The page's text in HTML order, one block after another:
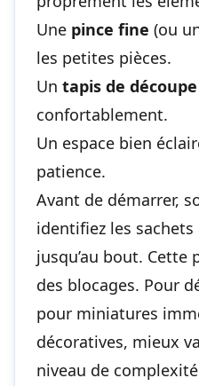
Une pince fine (ou
les petites pièces.
Un tapis de découpe
confortablement.
Un espace bien
patience.
Avant de démarrer,
identifiez les
jusqu’au bout. Cette
des blocages. Pour
pour miniatures
décoratives, mieux
niveau de complexité